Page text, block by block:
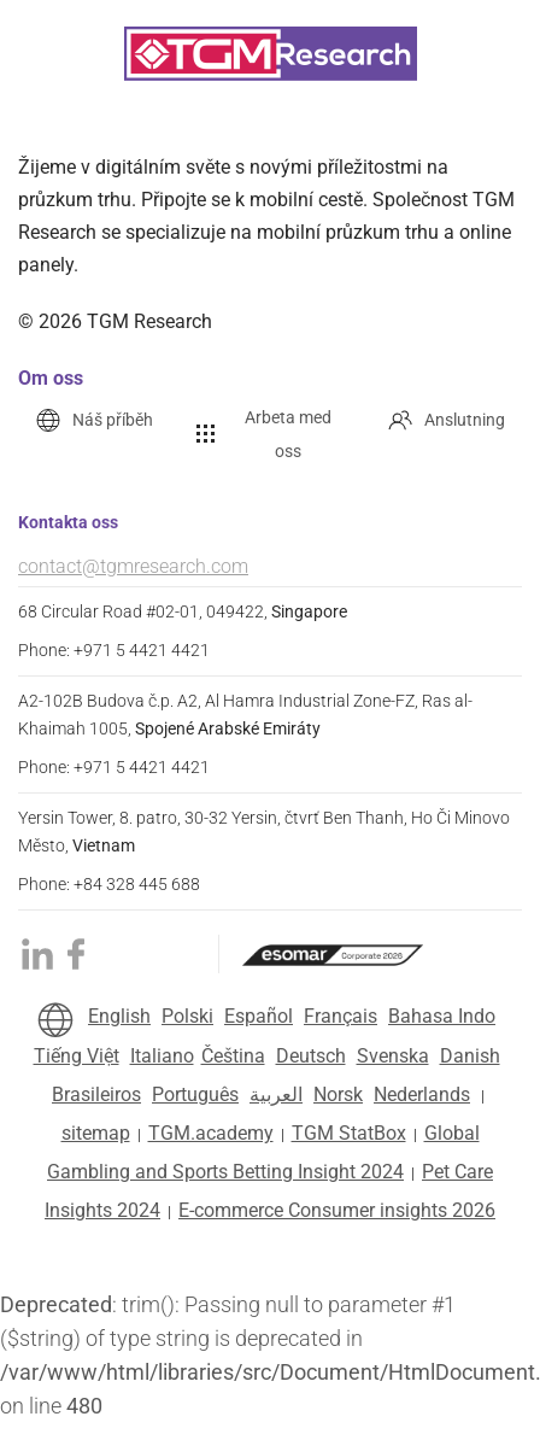
Žijeme v digitálním světe s novými příležitostmi na
průzkum trhu. Připojte se k mobilní cestě. Společnost TGM
Research se specializuje na mobilní průzkum trhu a online
panely.
© 2026 TGM Research
Om oss
Náš příběh
Arbeta med
oss
Anslutning
Kontakta oss
contact@tgmresearch.com
68 Circular Road #02-01, 049422, Singapore
Phone: +971 5 4421 4421
A2-102B Budova č.p. A2, Al Hamra Industrial Zone-FZ, Ras al-
Khaimah 1005, Spojené Arabské Emiráty
Phone: +971 5 4421 4421
Yersin Tower, 8. patro, 30-32 Yersin, čtvrť Ben Thanh, Ho Či Minovo
Město, Vietnam
Phone: +84 328 445 688
English Polski Español Français Bahasa Indo
Tiếng Việt
Italiano Čeština Deutsch Svenska
Danish
Brasileiros Português العربية Norsk Nederlands
sitemap TGM.academy TGM StatBox
Global
Gambling and Sports Betting Insight 2024
Pet Care
Insights 2024
E-commerce Consumer insights 2026
Deprecated: trim(): Passing null to parameter #1
($string) of type string is deprecated in
/var/www/html/libraries/src/Document/
on line480